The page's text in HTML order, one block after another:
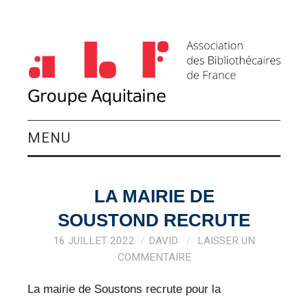
MENU
ACTIVITÉS DU
GROUPE
LA MAIRIE DE
SOUSTOND RECRUTE
16 JUILLET 2022 DAVID
LAISSER UN
COMMENTAIRE
La mairie de Soustons recrute pour la